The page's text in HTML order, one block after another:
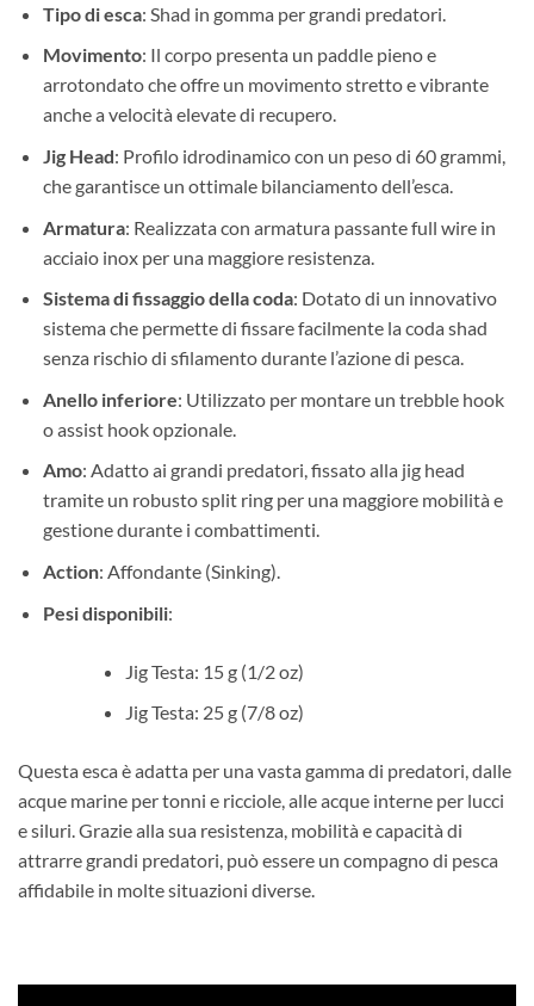
Tipo di esca: Shad in gomma per grandi predatori.
Movimento: Il corpo presenta un paddle pieno e
arrotondato che offre un movimento stretto e vibrante
anche a velocità elevate di recupero.
Jig Head: Profilo idrodinamico con un peso di 60 grammi,
che garantisce un ottimale bilanciamento dell’esca.
Armatura: Realizzata con armatura passante full wire in
acciaio inox per una maggiore resistenza.
Sistema di fissaggio della coda: Dotato di un innovativo
sistema che permette di fissare facilmente la coda shad
senza rischio di sfilamento durante l’azione di pesca.
Anello inferiore: Utilizzato per montare un trebble hook
o assist hook opzionale.
Amo: Adatto ai grandi predatori, fissato alla jig head
tramite un robusto split ring per una maggiore mobilità e
gestione durante i combattimenti.
Action: Affondante (Sinking).
Pesi disponibili:
Jig Testa: 15 g (1/2 oz)
Jig Testa: 25 g (7/8 oz)
Questa esca è adatta per una vasta gamma di predatori, dalle
acque marine per tonni e ricciole, alle acque interne per lucci
e siluri. Grazie alla sua resistenza, mobilità e capacità di
attrarre grandi predatori, può essere un compagno di pesca
affidabile in molte situazioni diverse.